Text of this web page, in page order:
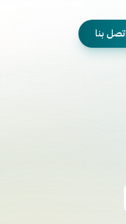
اتصل بنا